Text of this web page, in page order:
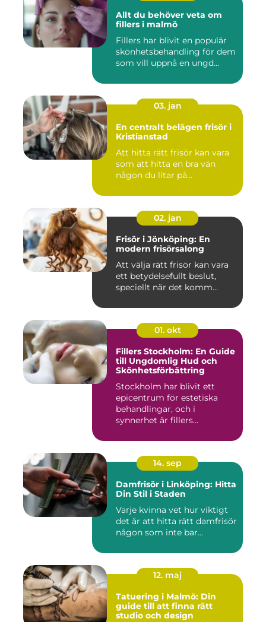
Allt du behöver veta om
fillers i malmö
Fillers har blivit en populär
skönhetsbehandling för dem
som vill uppnå en ungd...
03. jan
En centralt belägen frisör i
Kristianstad
Att hitta rätt frisör kan vara
som att hitta en bra vän
någon du litar på...
02. jan
Frisör i Jönköping: En
modern frisörsalong
Att välja rätt frisör kan vara
ett betydelsefullt beslut,
speciellt när det komm...
01. okt
Fillers Stockholm: En Guide
till Ungdomlig Hud och
Skönhetsförbättring
Stockholm har blivit ett
epicentrum för estetiska
behandlingar, och i
synnerhet är fillers...
14. sep
Damfrisör i Linköping: Hitta
Din Stil i Staden
Varje kvinna vet hur viktigt
det är att hitta rätt damfrisör
någon som inte bar...
12. maj
Tatuering i Malmö: Din
guide till att finna rätt
studio och design